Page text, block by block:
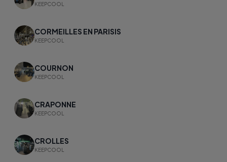
KEEPCOOL
CORMEILLES EN PARISIS
KEEPCOOL
COURNON
KEEPCOOL
CRAPONNE
KEEPCOOL
CROLLES
KEEPCOOL